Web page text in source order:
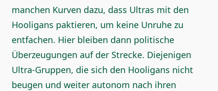
manchen Kurven dazu, dass Ultras mit den
Hooligans paktieren, um keine Unruhe zu
entfachen. Hier bleiben dann politische
Überzeugungen auf der Strecke. Diejenigen
Ultra-Gruppen, die sich den Hooligans nicht
beugen und weiter autonom nach ihren